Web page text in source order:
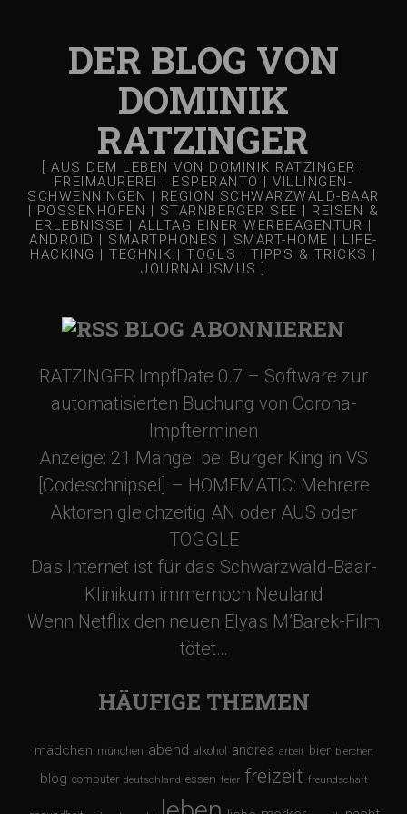
DER BLOG VON
DOMINIK
RATZINGER
[ AUS DEM LEBEN VON DOMINIK RATZINGER |
FREIMAUREREI | ESPERANTO | VILLINGEN-
SCHWENNINGEN | REGION SCHWARZWALD-BAAR
| POSSENHOFEN | STARNBERGER SEE | REISEN &
ERLEBNISSE | ALLTAG EINER WERBEAGENTUR |
ANDROID | SMARTPHONES | SMART-HOME | LIFE-
HACKING | TECHNIK | TOOLS | TIPPS & TRICKS |
JOURNALISMUS ]
BLOG ABONNIEREN
RATZINGER ImpfDate 0.7 – Software zur
automatisierten Buchung von Corona-
Impfterminen
Anzeige: 21 Mängel bei Burger King in VS
[Codeschnipsel] – HOMEMATIC: Mehrere
Aktoren gleichzeitig AN oder AUS oder
TOGGLE
Das Internet ist für das Schwarzwald-Baar-
Klinikum immernoch Neuland
Wenn Netflix den neuen Elyas M’Barek-Film
tötet…
HÄUFIGE THEMEN
mädchen münchen abend alkohol andrea arbeit bier bierchen
blog computer deutschland essen feier freizeit freundschaft